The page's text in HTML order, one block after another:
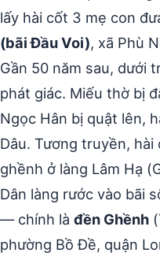
lấy hài cốt 3 mẹ con
(bãi Đầu Voi), xã Phù
Gần 50 năm sau, dưới
phát giác. Miếu thờ bị
Ngọc Hân bị quật lên,
Dâu. Tương truyền,
ghềnh ở làng Lâm Hạ
Dân làng rước vào bãi
— chính là đền Ghềnh
phường Bồ Đề, quận